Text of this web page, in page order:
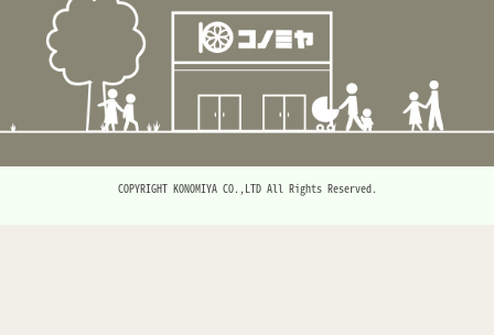
COPYRIGHT KONOMIYA CO.,LTD All Rights Reserved.